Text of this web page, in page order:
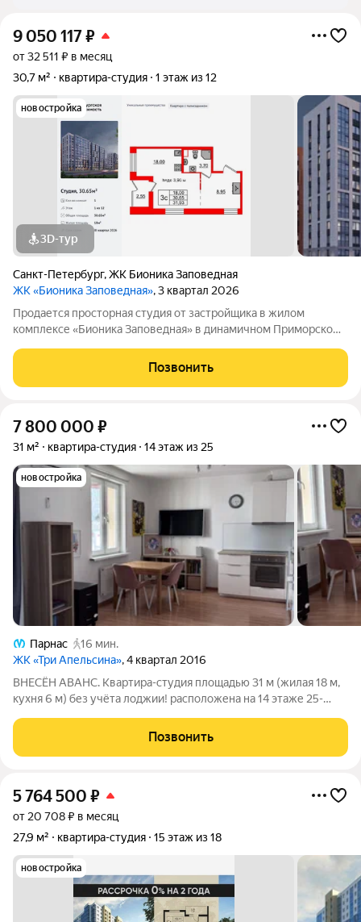
9 050 117₽
от 32 511 ₽ в месяц
30,7 м²
квартира-студия 1 этаж из 12
новостройка
3D-тур
Санкт-Петербург,ЖК Бионика Заповедная
ЖК «Бионика Заповедная», 3 квартал 2026
Продается просторная студия от застройщика в жилом
комплексе «Бионика Заповедная» в динамичном Приморском
минут. Уникальная, функциональная европланировка,
просторная прихожая 8.95 м. Общая
Позвонить
7 800 000 ₽
31 м² квартира-студия 14 этаж из 25
новостройка
Парнас
16 мин.
ЖК «Три Апельсина», 4 квартал 2016
ВНЕСЁН АВАНС. Квартира-студия площадью 31 м (жилая 18 м,
кухня 6 м) без учёта лоджии! расположена на 14 этаже 25-
косметический, квартира меблирована, техника Самсунг,
шкафы и комод от Икеа,
Позвонить
5 764 500 ₽
от 20 708 ₽ в месяц
27,9 м²
квартира-студия 15 этаж из 18
новостройка